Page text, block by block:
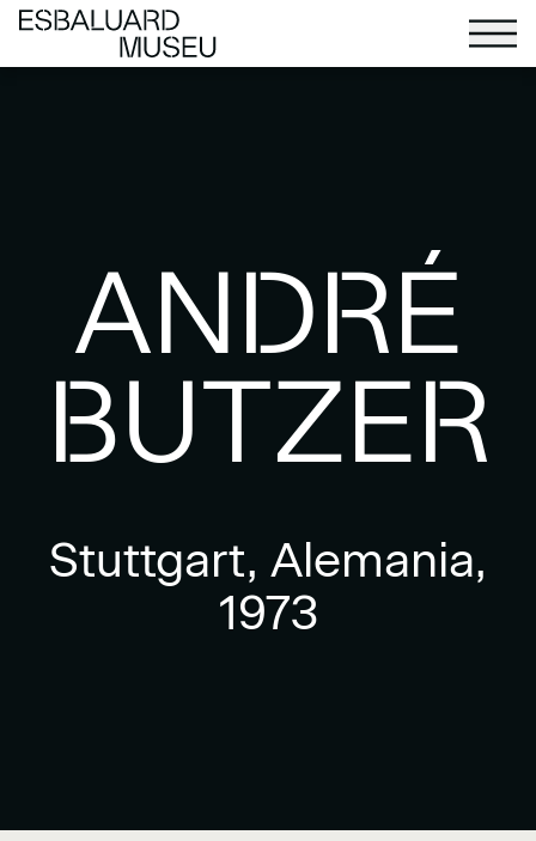
ANDRÉ
BUTZER
Stuttgart, Alemania,
1973